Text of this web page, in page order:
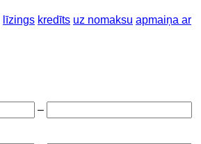
līzings kredīts uz nomaksu apmaiņa ar
–